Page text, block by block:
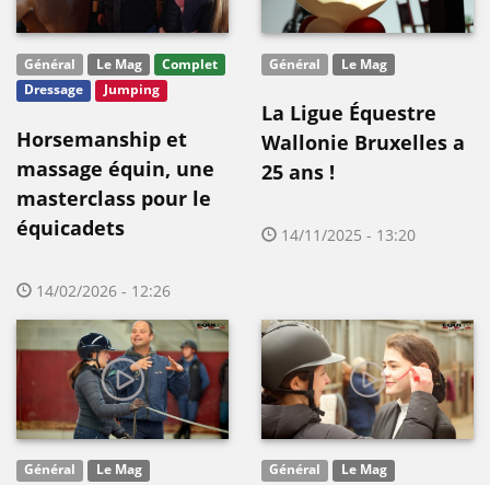
Général Le Mag
Complet
Dressage
Jumping
Horsemanship et
massage équin, une
masterclass pour le
équicadets
14/02/2026 - 12:26
Général Le Mag
La Ligue Équestre
Wallonie Bruxelles a
25 ans !
14/11/2025 - 13:20
Général Le Mag Général Le Mag